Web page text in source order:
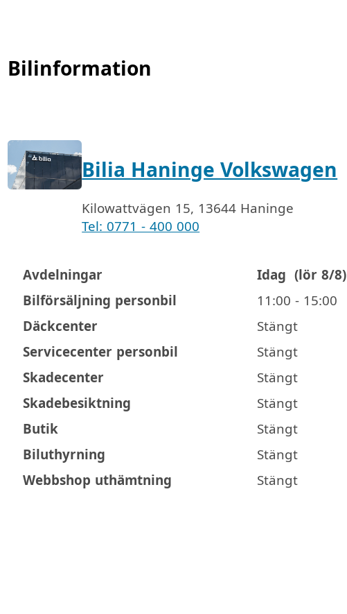
Bilinformation
Bilia Haninge Volkswagen
Kilowattvägen 15, 13644 Haninge
Tel: 0771 - 400 000
Öppettider
Avdelningar Idag (lör 8/8)
Bilförsäljning personbil
11:00 - 15:00
Däckcenter
Stängt
Servicecenter personbil
Stängt
Skadecenter
Stängt
Skadebesiktning
Stängt
Butik
Stängt
Biluthyrning
Stängt
Webbshop uthämtning
Stängt